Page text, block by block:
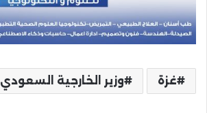
غزة وزير الخارجية السعودي